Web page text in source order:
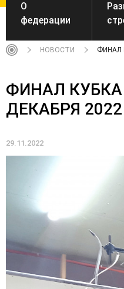
О
федерации
НОВОСТИ ФИНАЛ
ФИНАЛ КУБКА
ДЕКАБРЯ 2022
29.11.2022